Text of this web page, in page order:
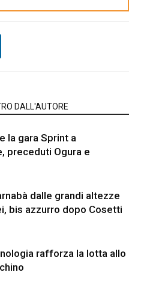
DALL'AUTORE
la gara Sprint a
preceduti Ogura e
dalle grandi altezze
bis azzurro dopo Cosetti
rafforza la lotta allo